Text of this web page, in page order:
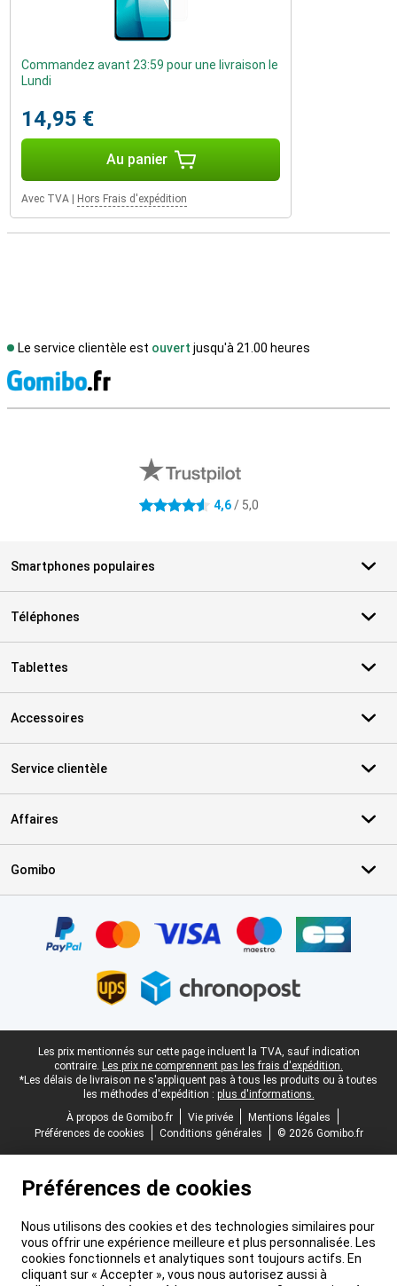
Commandez avant 23:59 pour une livraison le
Lundi
14,95 €
Au panier
Avec TVA Hors Frais d'expédition
Le service clientèle est ouvert jusqu'à 21.00 heures
4.6 étoiles 4,6/ 5,0
Smartphones populaires
Téléphones
Tablettes
Accessoires
Service clientèle
Affaires
Gomibo
Pied-de-page légal
Les prix mentionnés sur cette page incluent la TVA, sauf indication
contraire. Les prix ne comprennent pas les frais d'expédition.
*Les délais de livraison ne s'appliquent pas à tous les produits ou à toutes
les méthodes d'expédition : plus d'informations.
À propos de Gomibo.fr
Vie privée
Mentions légales
Préférences de cookies
Conditions générales © 2026 Gomibo.fr
Préférences de cookies
Nous utilisons des cookies et des technologies similaires pour
vous offrir une expérience meilleure et plus personnalisée. Les
cookies fonctionnels et analytiques sont toujours actifs. En
cliquant sur « Accepter », vous nous autorisez aussi à